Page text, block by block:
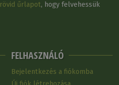
rövid űrlapot, hogy felvehessük
FELHASZNÁLÓ
Bejelentkezés a fiókomba